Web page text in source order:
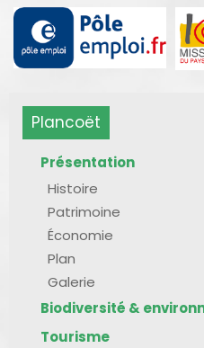
Plancoët
Présentation
Histoire
Patrimoine
Économie
Plan
Galerie
Biodiversité &
Tourisme